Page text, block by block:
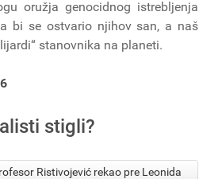
oružja genocidnog istrebljenja
bi se ostvario njihov san, a naš
stanovnika na planeti.
stigli?
Ristivojević rekao pre Leonida